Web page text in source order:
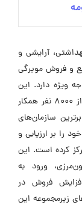
آرایشی و
و فروش مویرگی
ویژه دارد. این
هلدینگ به یک گروه صنعتی بزرگ و پویا با بیش از 8000 نفر همکار
سازمان‌های
را بر ارزیابی و
کرده است. این
ورود به
فروش در
زیرمجموعه این